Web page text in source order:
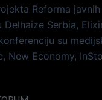
Reforma
Serbia,
su
New Economy,